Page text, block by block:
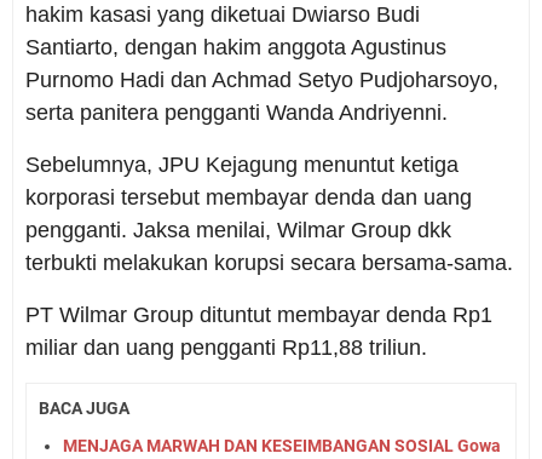
hakim kasasi yang diketuai Dwiarso Budi
Santiarto, dengan hakim anggota Agustinus
Purnomo Hadi dan Achmad Setyo Pudjoharsoyo,
serta panitera pengganti Wanda Andriyenni.
Sebelumnya, JPU Kejagung menuntut ketiga
korporasi tersebut membayar denda dan uang
pengganti. Jaksa menilai, Wilmar Group dkk
terbukti melakukan korupsi secara bersama-sama.
PT Wilmar Group dituntut membayar denda Rp1
miliar dan uang pengganti Rp11,88 triliun.
BACA JUGA
MENJAGA MARWAH DAN KESEIMBANGAN SOSIAL Gowa